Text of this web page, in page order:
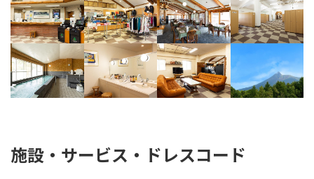
施設・サービス・ドレスコード